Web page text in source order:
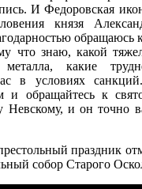
И Федоровская
князя
обращаюсь
что знаю, какой
какие
в условиях
и обращайтесь к
Невскому, и он точно
праздник
собор Старого